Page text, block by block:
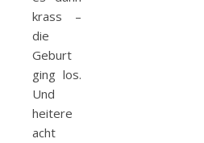
krass –
die
Geburt
ging los.
Und
heitere
acht